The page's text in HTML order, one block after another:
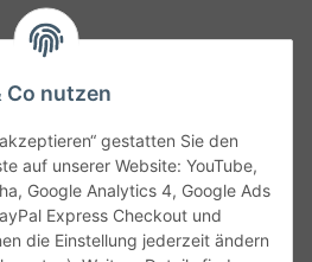
Co nutzen
gestatten Sie den
auf unserer Website: YouTube,
Google Analytics 4, Google Ads
Express Checkout und
die Einstellung jederzeit ändern